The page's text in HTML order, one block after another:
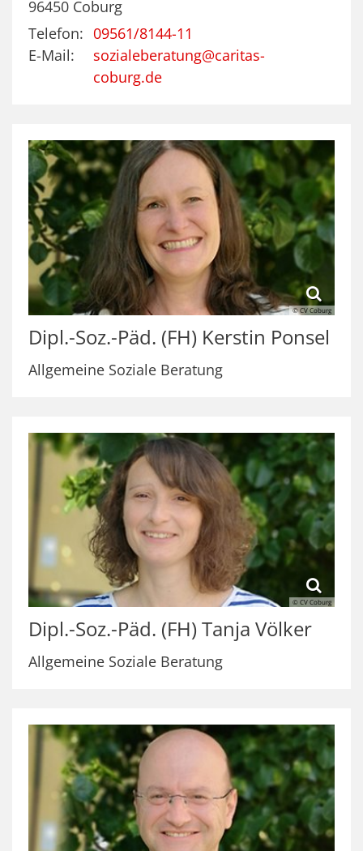
96450 Coburg
Telefon: 09561/8144-11
E-Mail:
sozialeberatung@caritas-
coburg.de
© CV Coburg
Dipl.-Soz.-Päd. (FH) Kerstin Ponsel
Allgemeine Soziale Beratung
© CV Coburg
Dipl.-Soz.-Päd. (FH) Tanja Völker
Allgemeine Soziale Beratung